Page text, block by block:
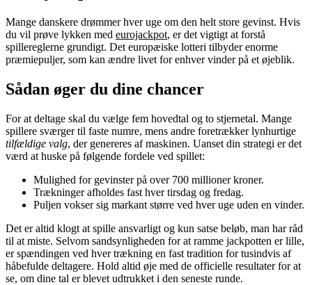
Mange danskere drømmer hver uge om den helt store gevinst. Hvis
du vil prøve lykken med eurojackpot, er det vigtigt at forstå
spillereglerne grundigt. Det europæiske lotteri tilbyder enorme
præmiepuljer, som kan ændre livet for enhver vinder på et øjeblik.
Sådan øger du dine chancer
For at deltage skal du vælge fem hovedtal og to stjernetal. Mange
spillere sværger til faste numre, mens andre foretrækker lynhurtige
tilfældige valg, der genereres af maskinen. Uanset din strategi er det
værd at huske på følgende fordele ved spillet:
Mulighed for gevinster på over 700 millioner kroner.
Trækninger afholdes fast hver tirsdag og fredag.
Puljen vokser sig markant større ved hver uge uden en vinder.
Det er altid klogt at spille ansvarligt og kun satse beløb, man har råd
til at miste. Selvom sandsynligheden for at ramme jackpotten er lille,
er spændingen ved hver trækning en fast tradition for tusindvis af
håbefulde deltagere. Hold altid øje med de officielle resultater for at
se, om dine tal er blevet udtrukket i den seneste runde.